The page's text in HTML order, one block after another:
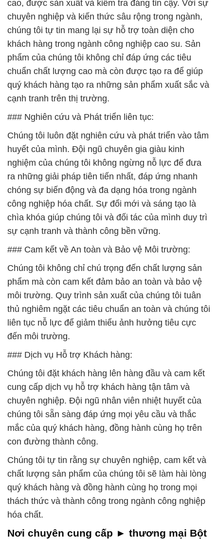
cao, được sản xuất và kiểm tra đáng tin cậy. Với sự
chuyên nghiệp và kiến thức sâu rộng trong ngành,
chúng tôi tự tin mang lại sự hỗ trợ toàn diện cho
khách hàng trong ngành công nghiệp cao su. Sản
phẩm của chúng tôi không chỉ đáp ứng các tiêu
chuẩn chất lượng cao mà còn được tạo ra để giúp
quý khách hàng tạo ra những sản phẩm xuất sắc và
cạnh tranh trên thị trường.
### Nghiên cứu và Phát triển liên tục:
Chúng tôi luôn đặt nghiên cứu và phát triển vào tâm
huyết của mình. Đội ngũ chuyên gia giàu kinh
nghiệm của chúng tôi không ngừng nỗ lực để đưa
ra những giải pháp tiên tiến nhất, đáp ứng nhanh
chóng sự biến động và đa dạng hóa trong ngành
công nghiệp hóa chất. Sự đổi mới và sáng tạo là
chìa khóa giúp chúng tôi và đối tác của mình duy trì
sự cạnh tranh và thành công bền vững.
### Cam kết về An toàn và Bảo vệ Môi trường:
Chúng tôi không chỉ chú trọng đến chất lượng sản
phẩm mà còn cam kết đảm bảo an toàn và bảo vệ
môi trường. Quy trình sản xuất của chúng tôi tuân
thủ nghiêm ngặt các tiêu chuẩn an toàn và chúng tôi
liên tục nỗ lực để giảm thiểu ảnh hưởng tiêu cực
đến môi trường.
### Dịch vụ Hỗ trợ Khách hàng:
Chúng tôi đặt khách hàng lên hàng đầu và cam kết
cung cấp dịch vụ hỗ trợ khách hàng tận tâm và
chuyên nghiệp. Đội ngũ nhân viên nhiệt huyết của
chúng tôi sẵn sàng đáp ứng mọi yêu cầu và thắc
mắc của quý khách hàng, đồng hành cùng họ trên
con đường thành công.
Chúng tôi tự tin rằng sự chuyên nghiệp, cam kết và
chất lượng sản phẩm của chúng tôi sẽ làm hài lòng
quý khách hàng và đồng hành cùng họ trong mọi
thách thức và thành công trong ngành công nghiệp
hóa chất.
Nơi chuyên cung cấp ► thương mại Bột